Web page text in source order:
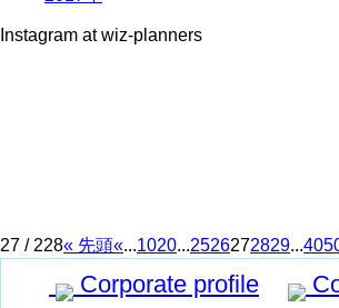
Instagram at wiz-planners
27 / 228« 先頭«...1020...2526272829...40
Corporate profile